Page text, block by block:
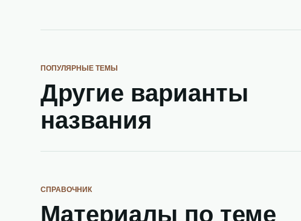
ПОПУЛЯРНЫЕ ТЕМЫ
Другие варианты
названия
СПРАВОЧНИК
Материалы по теме